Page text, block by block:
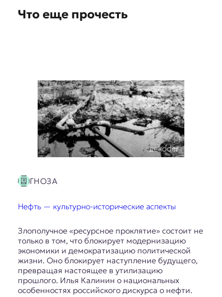
Что еще прочесть
ГНОЗА
Нефть — культурно-исторические аспекты
Злополучное «ресурсное проклятие» состоит не
только в том, что блокирует модернизацию
экономики и демократизацию политической
жизни. Оно блокирует наступление будущего,
превращая настоящее в утилизацию
прошлого. Илья Калинин о национальных
особенностях российского дискурса о нефти.